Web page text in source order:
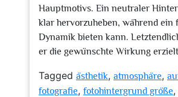
Hauptmotivs. Ein neutraler
klar hervorzuheben, während
Dynamik bieten kann.
er die gewünschte Wirkung
Tagged ästhetik, atmosphäre,
fotografie, fotohintergrund größe,